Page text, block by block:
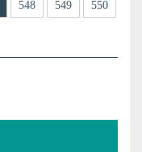
548 549
550